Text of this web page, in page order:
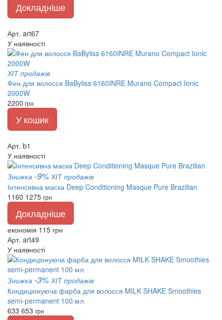
Докладніше
Арт. art67
У наявності
ХІТ продажів
Фен для волосся BaByliss 6160INRE Murano Compact Ionic
2000W
2200 грн
У кошик
Арт. b1
У наявності
Знижка -9% ХІТ продажів
Інтенсивна маска Deep Conditioning Masque Pure Brazilian
1160 1275 грн
Докладніше
економія 115 грн
Арт. art49
У наявності
Знижка -3% ХІТ продажів
Кондиціонуюча фарба для волосся MILK SHAKE Smoothies
semi-permanent 100 мл
633 653 грн